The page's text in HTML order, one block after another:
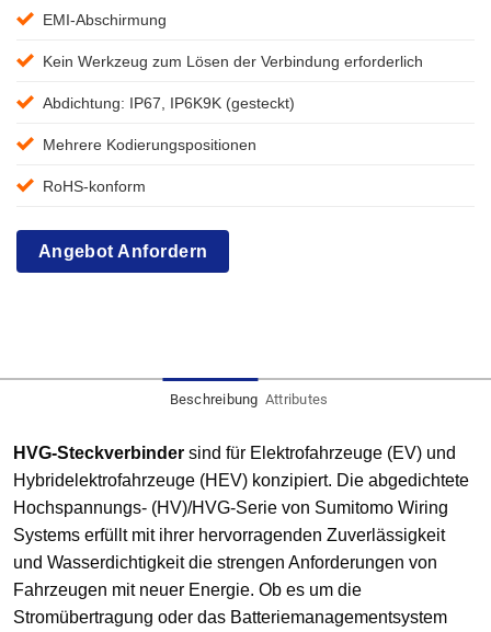
EMI-Abschirmung
Kein Werkzeug zum Lösen der Verbindung erforderlich
Abdichtung: IP67, IP6K9K (gesteckt)
Mehrere Kodierungspositionen
RoHS-konform
Angebot Anfordern
Beschreibung Attributes
HVG-Steckverbinder sind für Elektrofahrzeuge (EV) und
Hybridelektrofahrzeuge (HEV) konzipiert. Die abgedichtete
Hochspannungs- (HV)/HVG-Serie von Sumitomo Wiring
Systems erfüllt mit ihrer hervorragenden Zuverlässigkeit
und Wasserdichtigkeit die strengen Anforderungen von
Fahrzeugen mit neuer Energie. Ob es um die
Stromübertragung oder das Batteriemanagementsystem